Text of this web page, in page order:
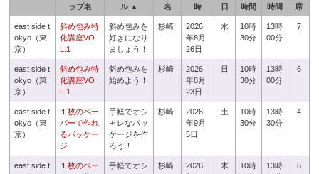
ップ名
ル ▲
名
時
日
時間
時間
席
east side t
okyo（東
京）
斜め包み特
化講座VO
L.1
斜め包みを
好きになり
ましょう！
杉崎
2026
年8月
26日
水
10時
30分
13時
00分
7
east side t
okyo（東
京）
斜め包み特
化講座VO
L.1
斜め包みを
始めよう！
杉崎
2026
年8月
23日
日
10時
30分
13時
00分
6
east side t
okyo（東
京）
１枚のペー
パーで作れ
るパッケー
ジ
手軽でオシ
ャレなパッ
ケージを作
ろう！
杉崎
2026
年9月
5日
土
10時
30分
13時
30分
4
east side t
１枚のペー
手軽でオシ
杉崎
2026
木
10時
13時
6